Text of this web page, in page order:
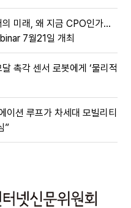
의 미래, 왜 지금 CPO인가…
7월21일 개최
촉각 센서 로봇에게 ‘물리적
이션 루프가 차세대 모빌리티
”